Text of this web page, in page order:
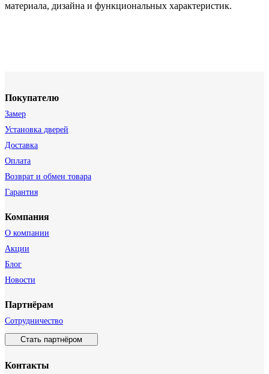
материала, дизайна и функциональных характеристик.
Покупателю
Замер
Установка дверей
Доставка
Оплата
Возврат и обмен товара
Гарантия
Компания
О компании
Акции
Блог
Новости
Партнёрам
Сотрудничество
Стать партнёром
Контакты